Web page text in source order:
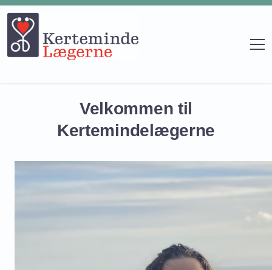
Velkommen til
Kertemindelægerne